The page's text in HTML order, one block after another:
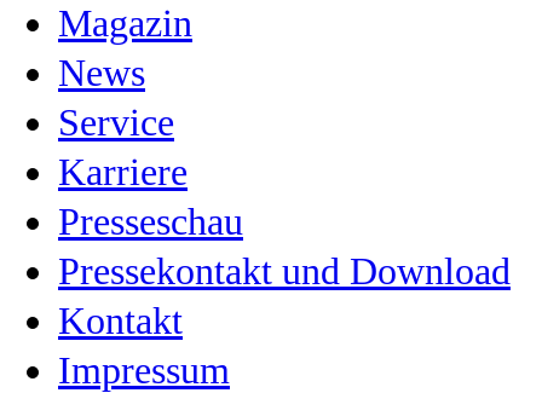
Magazin
News
Service
Karriere
Presseschau
Pressekontakt und Download
Kontakt
Impressum